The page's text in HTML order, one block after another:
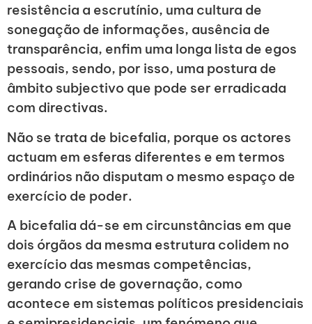
resistência a escrutínio, uma cultura de
sonegação de informações, ausência de
transparência, enfim uma longa lista de egos
pessoais, sendo, por isso, uma postura de
âmbito subjectivo que pode ser erradicada
com directivas.
Não se trata de bicefalia, porque os actores
actuam em esferas diferentes e em termos
ordinários não disputam o mesmo espaço de
exercício de poder.
A bicefalia dá-se em circunstâncias em que
dois órgãos da mesma estrutura colidem no
exercício das mesmas competências,
gerando crise de governação, como
acontece em sistemas políticos presidenciais